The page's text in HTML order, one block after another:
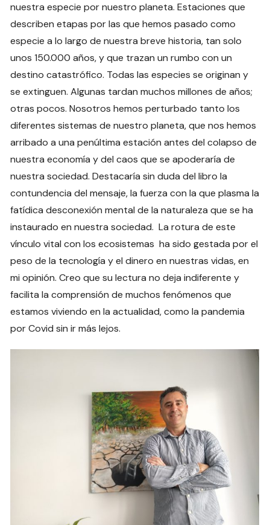
nuestra especie por nuestro planeta. Estaciones que
describen etapas por las que hemos pasado como
especie a lo largo de nuestra breve historia, tan solo
unos 150.000 años, y que trazan un rumbo con un
destino catastrófico. Todas las especies se originan y
se extinguen. Algunas tardan muchos millones de años;
otras pocos. Nosotros hemos perturbado tanto los
diferentes sistemas de nuestro planeta, que nos hemos
arribado a una penúltima estación antes del colapso de
nuestra economía y del caos que se apoderaría de
nuestra sociedad. Destacaría sin duda del libro la
contundencia del mensaje, la fuerza con la que plasma la
fatídica desconexión mental de la naturaleza que se ha
instaurado en nuestra sociedad. La rotura de este
vínculo vital con los ecosistemas ha sido gestada por el
peso de la tecnología y el dinero en nuestras vidas, en
mi opinión. Creo que su lectura no deja indiferente y
facilita la comprensión de muchos fenómenos que
estamos viviendo en la actualidad, como la pandemia
por Covid sin ir más lejos.